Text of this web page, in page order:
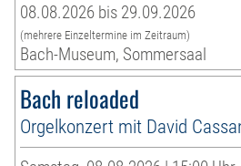
08.08.2026 bis 29.09.2026
(mehrere Einzeltermine im Zeitraum)
Bach-Museum, Sommersaal
Bach reloaded
Orgelkonzert mit David